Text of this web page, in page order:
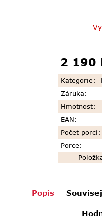
2 190
Kategorie:
Záruka:
Hmotnost:
EAN:
Počet porcí:
Porce:
Popis